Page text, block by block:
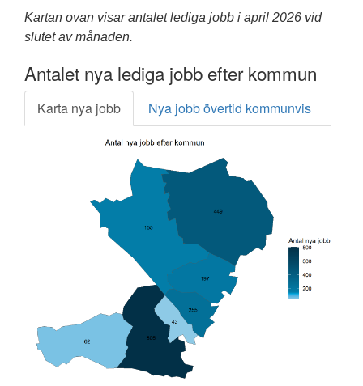
Kartan ovan visar antalet lediga jobb i april 2026 vid
slutet av månaden.
Antalet nya lediga jobb efter kommun
Karta nya jobb Nya jobb övertid kommunvis